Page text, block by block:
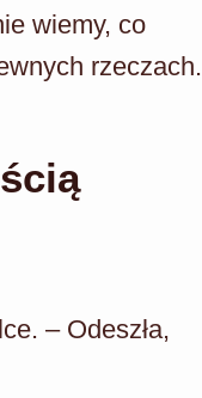
wiemy, co
rzeczach.
– Odeszła,